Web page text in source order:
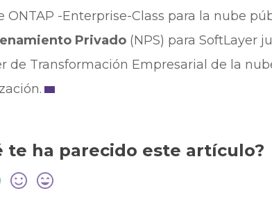
ONTAP -Enterprise-Class para la nube
Privado (NPS) para SoftLayer
de Transformación Empresarial de la
te ha parecido este artículo?